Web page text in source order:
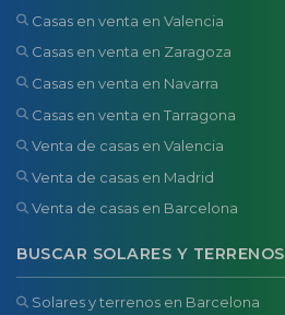
Casas en venta en Valencia
Casas en venta en Zaragoza
Casas en venta en Navarra
Casas en venta en Tarragona
Venta de casas en Valencia
Venta de casas en Madrid
Venta de casas en Barcelona
BUSCAR SOLARES Y TERRENOS
Solares y terrenos en Barcelona